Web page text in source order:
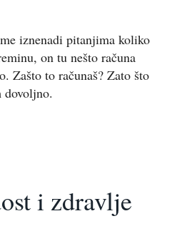
iznenadi pitanjima koliko
on tu nešto računa
Zašto to računaš? Zato što
dovoljno.
i zdravlje